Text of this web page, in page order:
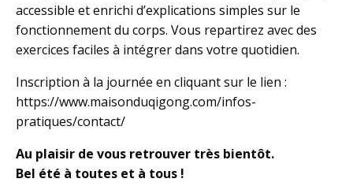
accessible et enrichi d’explications simples sur le
fonctionnement du corps. Vous repartirez avec des
exercices faciles à intégrer dans votre quotidien.
Inscription à la journée en cliquant sur le lien :
https://www.maisonduqigong.com/infos-
pratiques/contact/
Au plaisir de vous retrouver très bientôt.
Bel été à toutes et à tous !